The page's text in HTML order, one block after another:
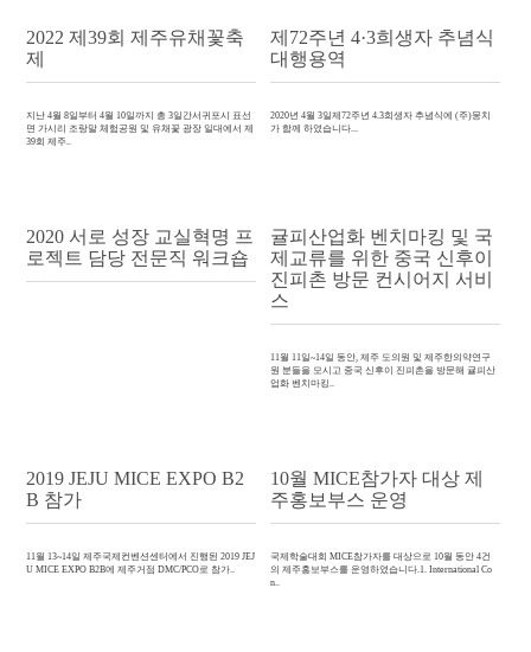
2022 제39회 제주유채꽃축
제
지난 4월 8일부터 4월 10일까지 총 3일간서귀포시 표선
면 가시리 조랑말 체험공원 및 유채꽃 광장 일대에서 제
39회 제주..
제72주년 4·3희생자 추념식
대행용역
2020년 4월 3일제72주년 4.3희생자 추념식에 (주)뭉치
가 함께 하였습니다...
2020 서로 성장 교실혁명 프
로젝트 담당 전문직 워크숍
귤피산업화 벤치마킹 및 국
제교류를 위한 중국 신후이
진피촌 방문 컨시어지 서비
스
11월 11일~14일 동안, 제주 도의원 및 제주한의약연구
원 분들을 모시고 중국 신후이 진피촌을 방문해 귤피산
업화 벤치마킹..
2019 JEJU MICE EXPO B2
B 참가
11월 13~14일 제주국제컨벤션센터에서 진행된 2019 JEJ
U MICE EXPO B2B에 제주거점 DMC/PCO로 참가..
10월 MICE참가자 대상 제
주홍보부스 운영
국제학술대회 MICE참가자를 대상으로 10월 동안 4건
의 제주홍보부스를 운영하였습니다.1. International Co
n..